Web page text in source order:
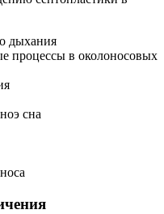
дыхания
процессы в околоносовых
сна